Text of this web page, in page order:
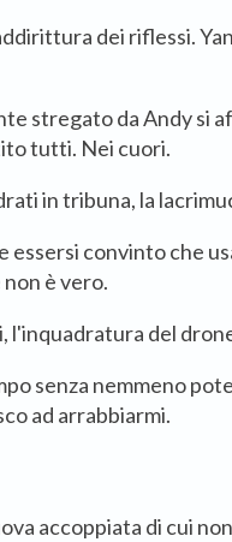
dei riflessi.
stregato da Andy si
tutti. Nei cuori.
in tribuna, la
essersi convinto che
è vero.
l'inquadratura del
senza nemmeno
ad arrabbiarmi.
accoppiata di cui